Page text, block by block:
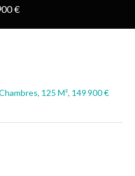
€
125 M², 149 900 €